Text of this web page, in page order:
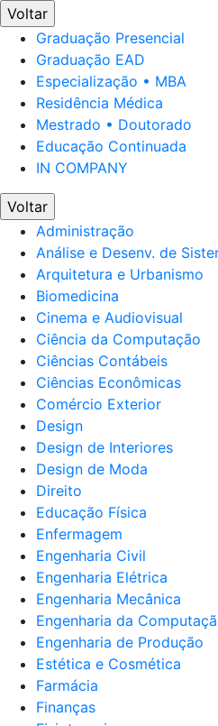
Voltar
Graduação Presencial
Graduação EAD
Especialização • MBA
Residência Médica
Mestrado • Doutorado
Educação Continuada
IN COMPANY
Voltar
Administração
Análise e Desenv. de
Arquitetura e Urbanismo
Biomedicina
Cinema e Audiovisual
Ciência da Computação
Ciências Contábeis
Ciências Econômicas
Comércio Exterior
Design
Design de Interiores
Design de Moda
Direito
Educação Física
Enfermagem
Engenharia Civil
Engenharia Elétrica
Engenharia Mecânica
Engenharia da
Engenharia de Produção
Estética e Cosmética
Farmácia
Finanças